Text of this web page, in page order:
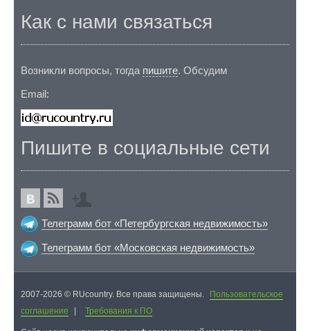
Как с нами связаться
Возникли вопросы, тогда пишите. Обсудим
Email:
Пишите в социальные сети
Телеграмм бот «Петербургская недвижимость»
Телеграмм бот «Московская недвижимость»
2007-2026 © RUcountry. Все права защищены.
Пользовательское
соглашение
Требования к ПО